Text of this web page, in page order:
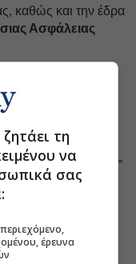
καθώς και την έδρα
Ασφάλειας
οριοθέτησης
Ειδικών
τη
να
σας
έρευνα